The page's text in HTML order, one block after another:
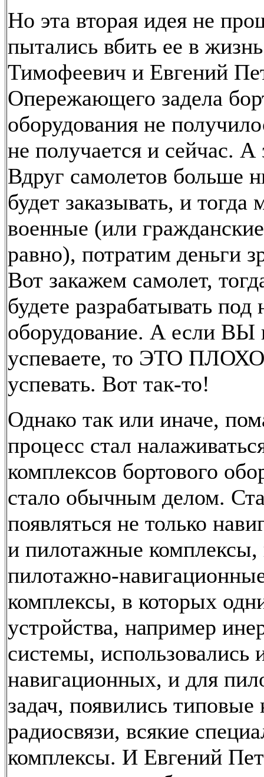
Но эта вторая идея не
пытались вбить ее в
Тимофеевич и Евгений
Опережающего задела
оборудования не
не получается и сейчас. А
Вдруг самолетов больше
будет заказывать, и тогда
военные (или
равно), потратим деньги
Вот закажем самолет,
будете разрабатывать под
оборудование. А если ВЫ
успеваете, то ЭТО
успевать. Вот так-то!
Однако так или иначе,
процесс стал
комплексов бортового
стало обычным делом.
появляться не только
и пилотажные комплексы,
пилотажно-
комплексы, в которых
устройства, например
системы, использовались
навигационных, и для
задач, появились
радиосвязи, всякие
комплексы. И Евгений